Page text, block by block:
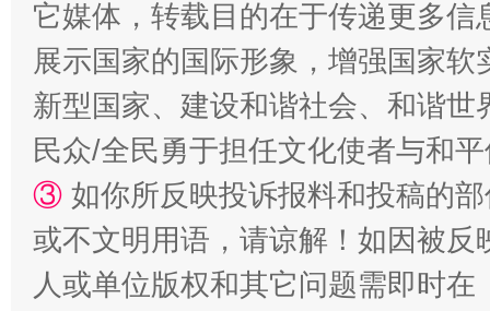
国家大学科技园优化重塑工作
它媒体，转载目的在于传递更多
展示国家的国际形象，增强国家
新型国家、建设和谐社会、和谐
民众/全民勇于担任文化使者与和
③ 如你所反映投诉报料和投稿的
或不文明用语，请谅解！如因被
人或单位版权和其它问题需即时在